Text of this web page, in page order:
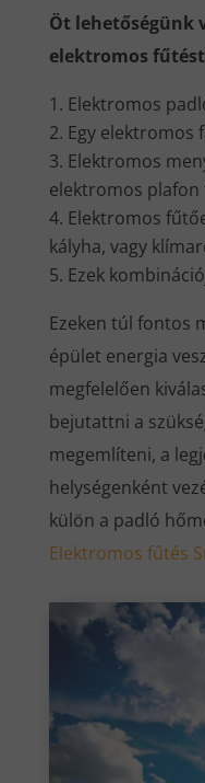
Öt lehetőségünk
elektromos
Elektromos
Egy elektromos
Elektromos
elektromos plafon
Elektromos
kályha, vagy
Ezek
Ezeken túl fontos
épület energia
megfelelően
bejutattni a
megemlíteni, a
helységenként
külön a padló
Elektromos fűtés